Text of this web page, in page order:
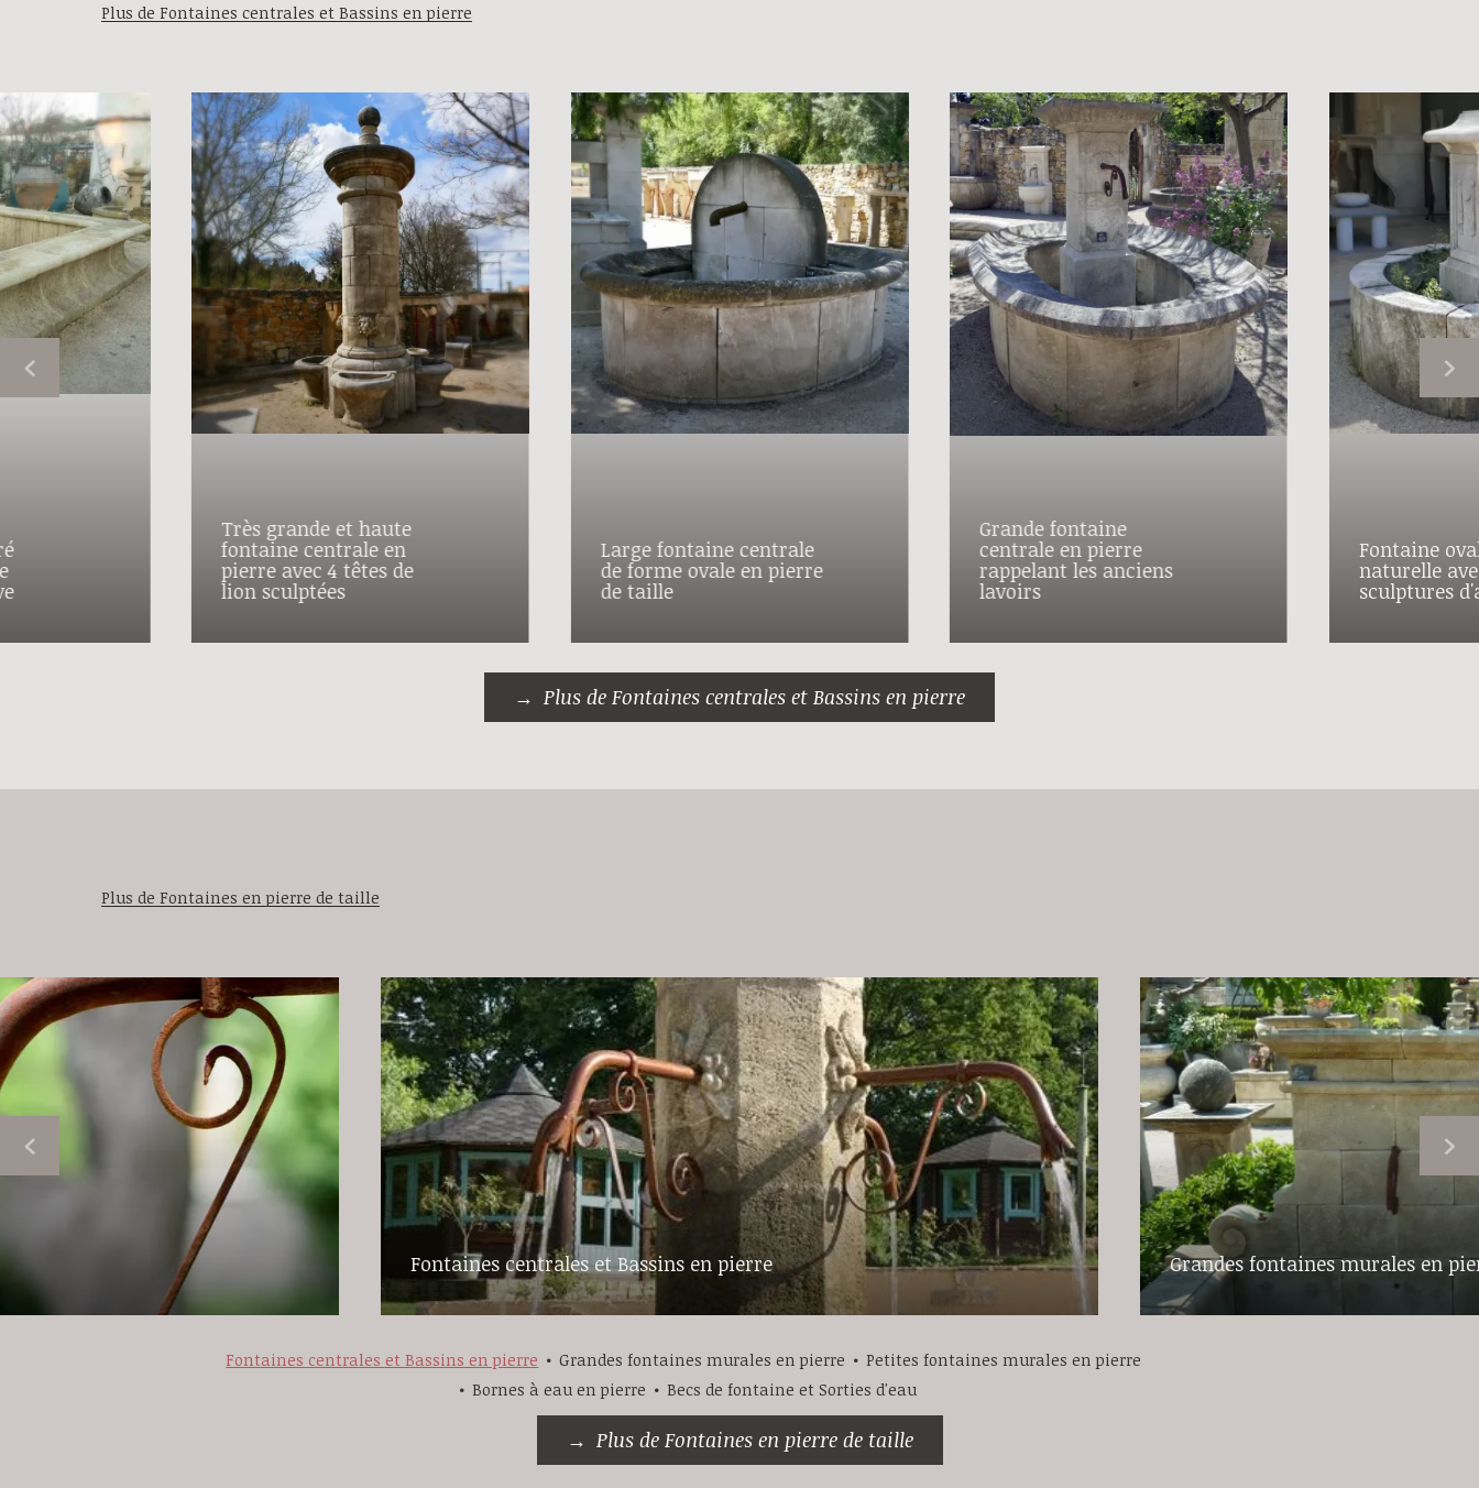
Plus de Fontaines centrales et Bassins en pierre
Large fontaine centrale
de forme ovale en pierre
de taille
Grande fontaine
centrale en pierre
rappelant les anciens
lavoirs
Fontaine
naturelle
sculptures
Très grande et haute
fontaine centrale en
pierre avec 4 têtes de
lion sculptées
Plus de Fontaines centrales et Bassins en pierre
Plus de Fontaines en pierre de taille
Fontaines centrales et Bassins en pierre Grandes fontaines murales en
Fontaines centrales et Bassins en pierre Grandes fontaines murales en pierre
Petites fontaines murales en pierre
Bornes à eau en pierre
Becs de fontaine et Sorties d'eau
Plus de Fontaines en pierre de taille